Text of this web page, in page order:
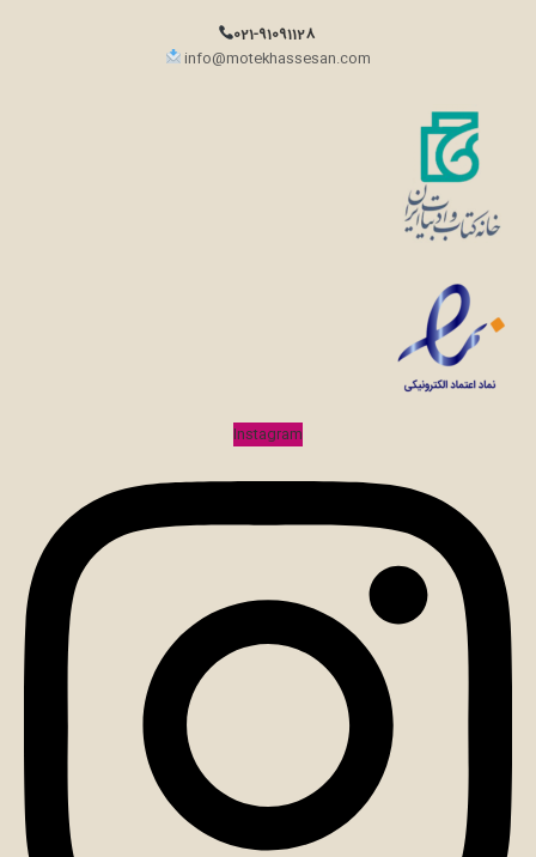
021-91091128
info@motekhassesan.com
Instagram